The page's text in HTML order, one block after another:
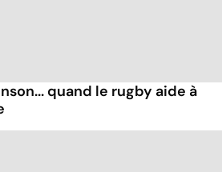
quand le rugby aide à